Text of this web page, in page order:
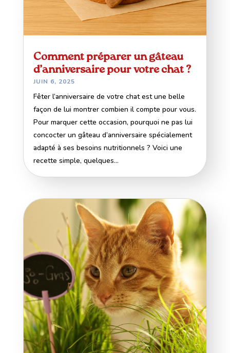
Comment préparer un gâteau
d’anniversaire pour votre chat ?
JUIN 6, 2025
Fêter l’anniversaire de votre chat est une belle
façon de lui montrer combien il compte pour vous.
Pour marquer cette occasion, pourquoi ne pas lui
concocter un gâteau d’anniversaire spécialement
adapté à ses besoins nutritionnels ? Voici une
recette simple, quelques...